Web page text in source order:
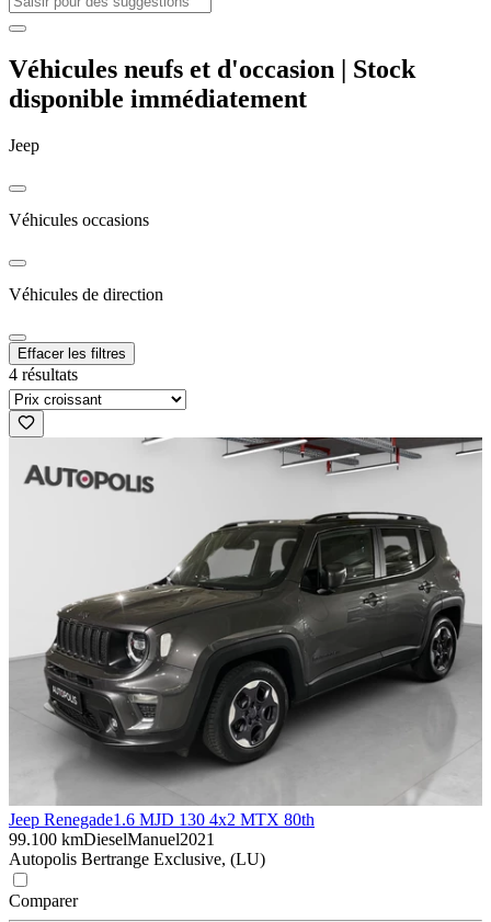
Véhicules neufs et d'occasion | Stock
disponible immédiatement
Jeep
Véhicules occasions
Véhicules de direction
Effacer les filtres
4 résultats
Jeep Renegade1.6 MJD 130 4x2 MTX 80th
99.100 kmDieselManuel2021
Autopolis Bertrange Exclusive, (LU)
Comparer